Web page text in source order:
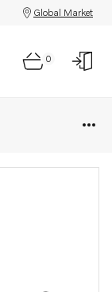
Global Market
0